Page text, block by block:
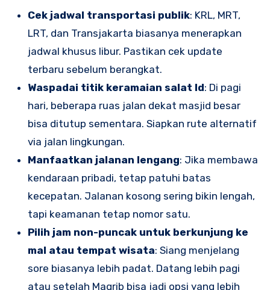
Cek jadwal transportasi publik: KRL, MRT,
LRT, dan Transjakarta biasanya menerapkan
jadwal khusus libur. Pastikan cek update
terbaru sebelum berangkat.
Waspadai titik keramaian salat Id: Di pagi
hari, beberapa ruas jalan dekat masjid besar
bisa ditutup sementara. Siapkan rute alternatif
via jalan lingkungan.
Manfaatkan jalanan lengang: Jika membawa
kendaraan pribadi, tetap patuhi batas
kecepatan. Jalanan kosong sering bikin lengah,
tapi keamanan tetap nomor satu.
Pilih jam non-puncak untuk berkunjung ke
mal atau tempat wisata: Siang menjelang
sore biasanya lebih padat. Datang lebih pagi
atau setelah Magrib bisa jadi opsi yang lebih